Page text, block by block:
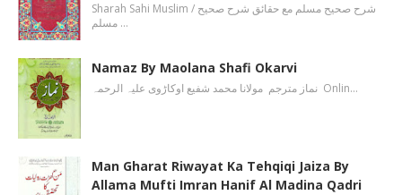
Sharah Sahi Muslim / شرح صحیح مسلم مع حقائق شرح صحیح
مسلم …
Namaz By Maolana Shafi Okarvi
نماز مترجم مولانا محمد شفیع اوکاڑوی علیہ الرحمہ Onlin…
Man Gharat Riwayat Ka Tehqiqi Jaiza By
Allama Mufti Imran Hanif Al Madina Qadri